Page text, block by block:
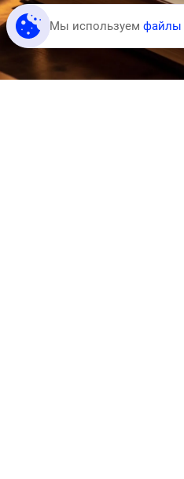
Мы используем файлы